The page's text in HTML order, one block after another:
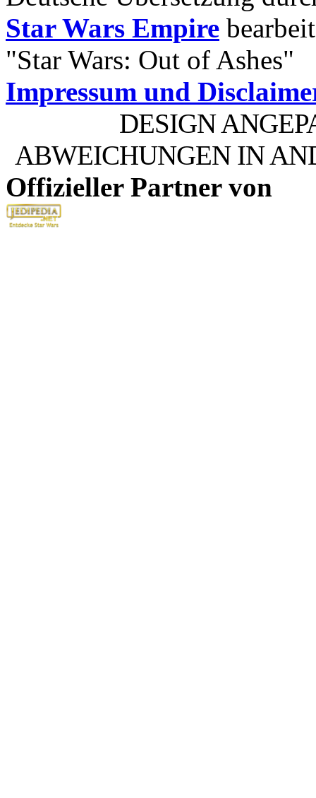
Star Wars Empire
"Star Wars: Out of Ashes"
Impressum und
DESIGN
ABWEICHUNGEN IN
Offizieller Partner von